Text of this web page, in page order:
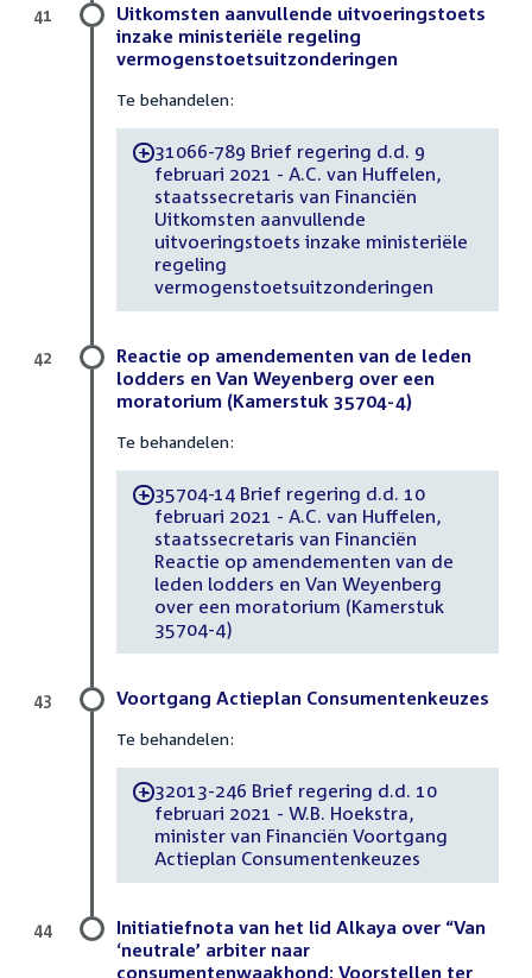
Uitkomsten aanvullende uitvoeringstoets
inzake ministeriële regeling
vermogenstoetsuitzonderingen
Te behandelen:
-31066-789 Brief regering d.d. 9
februari 2021 - A.C. van Huffelen,
staatssecretaris van Financiën
Uitkomsten aanvullende
uitvoeringstoets inzake ministeriële
regeling
vermogenstoetsuitzonderingen
41
Reactie op amendementen van de leden
lodders en Van Weyenberg over een
moratorium (Kamerstuk 35704-4)
Te behandelen:
-35704-14 Brief regering d.d. 10
februari 2021 - A.C. van Huffelen,
staatssecretaris van Financiën
Reactie op amendementen van de
leden lodders en Van Weyenberg
over een moratorium (Kamerstuk
35704-4)
42
Voortgang Actieplan Consumentenkeuzes
Te behandelen:
-32013-246 Brief regering d.d. 10
februari 2021 - W.B. Hoekstra,
minister van Financiën Voortgang
Actieplan Consumentenkeuzes
43
Initiatiefnota van het lid Alkaya over “Van
‘neutrale’ arbiter naar
consumentenwaakhond: Voorstellen ter
44